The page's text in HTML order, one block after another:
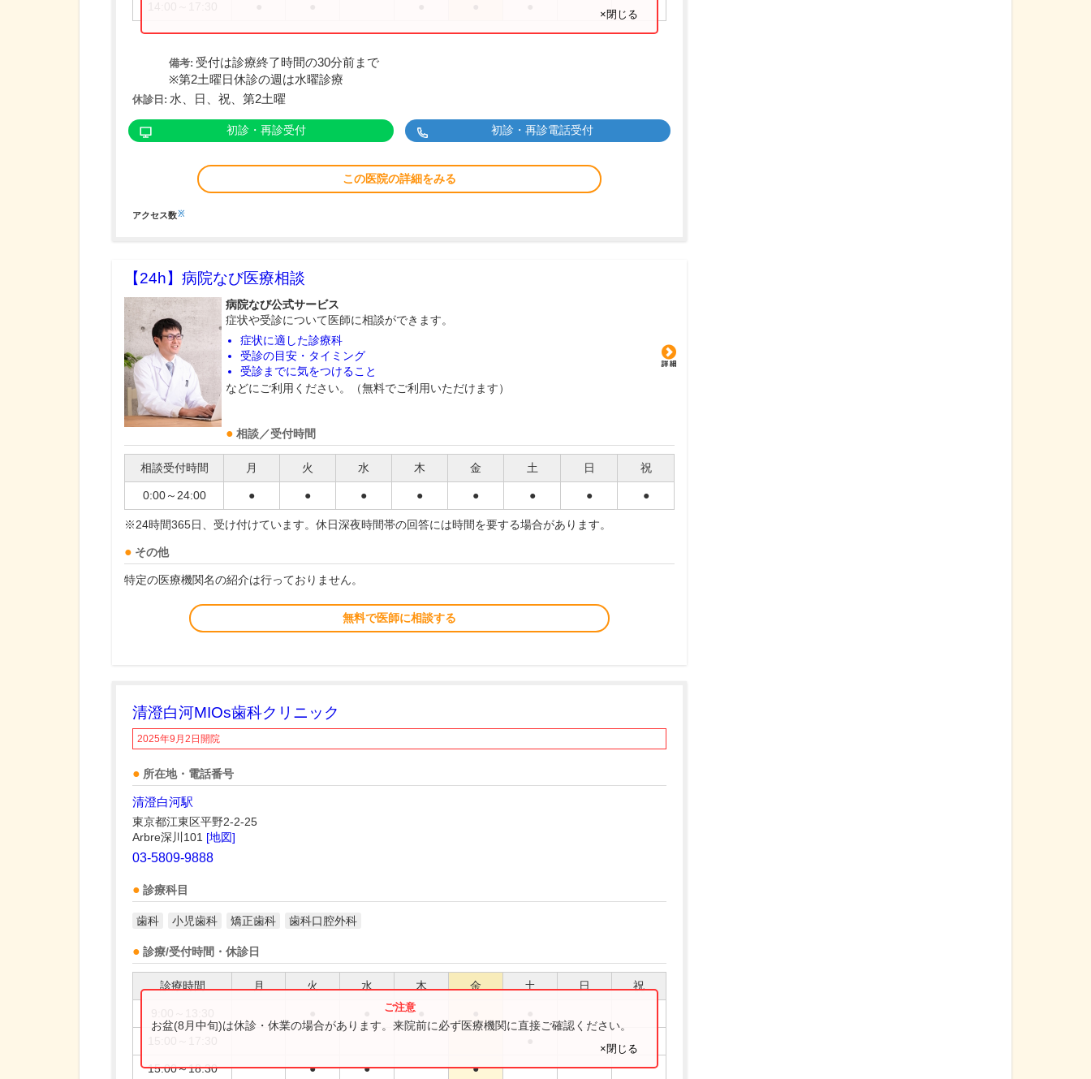
×閉じる
備考: 受付は診療終了時間の30分前まで
※第2土曜日休診の週は水曜診療
休診日: 水、日、祝、第2土曜
初診・再診受付 初診・再診電話受付
この医院の詳細をみる
アクセス数※
【24h】 病院なび医療相談
病院なび公式サービス
症状や受診について医師に相談ができます。
症状に適した診療科
受診の目安・タイミング
受診までに気をつけること
などにご利用ください。（無料でご利用いただけます）
相談／受付時間
相談受付時間 月 火 水 木 金 土 日 祝
0:00～24:00 ● ● ● ● ● ● ● ●
※24時間365日、受け付けています。休日深夜時間帯の回答には時間を要する場合があります。
その他
特定の医療機関名の紹介は行っておりません。
無料で医師に相談する
清澄白河MIOs歯科クリニック
2025年9月2日開院
所在地・電話番号
清澄白河駅
東京都江東区平野2-2-25
Arbre深川101 [地図]
03-5809-9888
診療科目
歯科 小児歯科 矯正歯科 歯科口腔外科
診療/受付時間・休診日
診療時間 月 火 水 木 金 土 日 祝
15:00～18:30 ● ● ●
お盆(8月中旬)は休診・休業の場合があります。来院前に必ず医療機関に直接ご確認ください。
×閉じる